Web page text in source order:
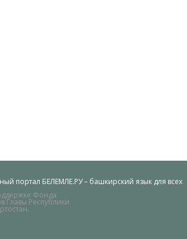
портал БЕЛЕМЛЕ.РУ – башкирский язык для всех
Фонда
Главы Республики